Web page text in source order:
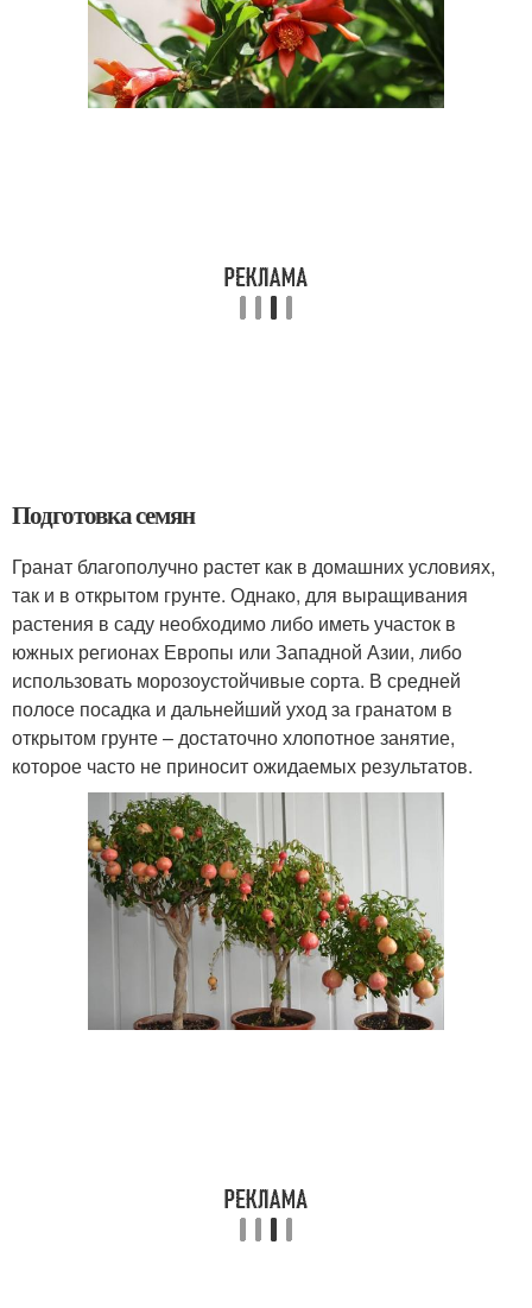
Подготовка семян
Гранат благополучно растет как в домашних условиях,
так и в открытом грунте. Однако, для выращивания
растения в саду необходимо либо иметь участок в
южных регионах Европы или Западной Азии, либо
использовать морозоустойчивые сорта. В средней
полосе посадка и дальнейший уход за гранатом в
открытом грунте – достаточно хлопотное занятие,
которое часто не приносит ожидаемых результатов.